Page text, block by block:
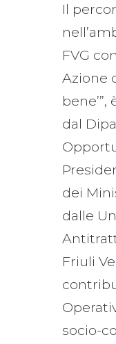
Il
FVG
Azione
dal
dei
dalle
Friuli
socio-